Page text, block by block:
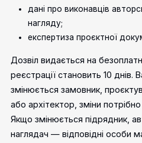
дані про виконавців
нагляду;
експертиза проєктної
Дозвіл видається на
реєстрації становить 10
змінюється замовник,
або архітектор, зміни
Якщо змінюється підрядник,
наглядач — відповідні особи